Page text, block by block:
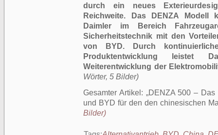
durch ein neues
Reichweite. Das DENZA Modell
Daimler im Bereich
Sicherheitstechnik mit den
von BYD. Durch
Produktentwicklung leistet
Weiterentwicklung der
Wörter, 5 Bilder)
Gesamter Artikel:
DENZA 500 – Das
und BYD für den den chinesischen
Bilder)